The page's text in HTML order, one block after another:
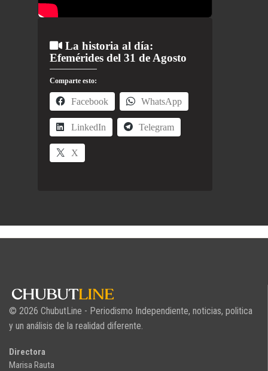
La historia al día:
Efemérides del 31 de Agosto
Comparte esto:
Facebook WhatsApp
LinkedIn Telegram
X
© 2026 ChubutLine - Periodismo Independiente, noticias, politica
y un análisis de la realidad diferente.
Directora
Marisa Rauta